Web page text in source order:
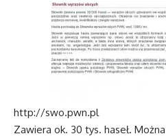
http://swo.pwn.pl
Zawiera ok. 30 tys. haseł.